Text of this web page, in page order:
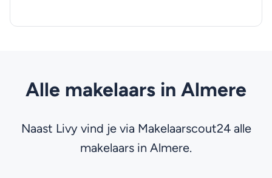
Alle makelaars in Almere
Naast Livy vind je via Makelaarscout24 alle
makelaars in Almere.